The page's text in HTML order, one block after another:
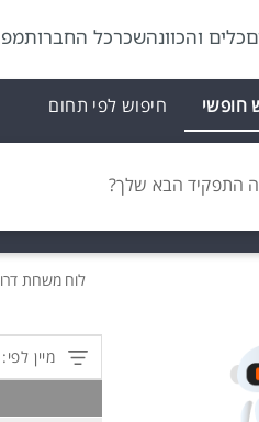
כלים והכוונהשכרכל החברות
חופשי חיפוש לפי תחום
התפקיד הבא שלך?
לוח משרות
מיין לפי: